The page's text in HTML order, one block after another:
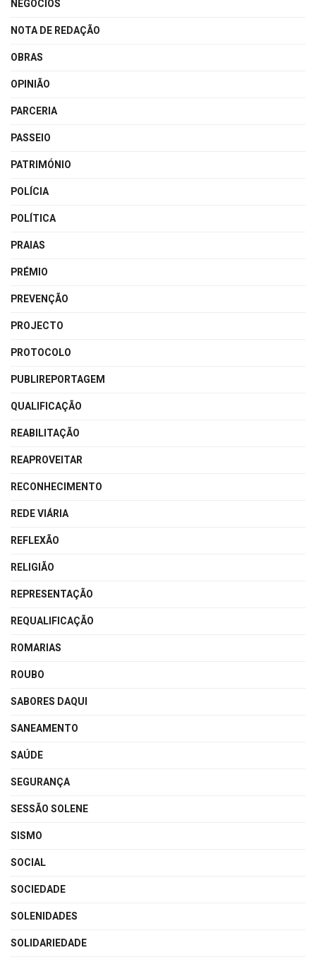
NEGÓCIOS
NOTA DE REDAÇÃO
OBRAS
OPINIÃO
PARCERIA
PASSEIO
PATRIMÓNIO
POLÍCIA
POLÍTICA
PRAIAS
PRÉMIO
PREVENÇÃO
PROJECTO
PROTOCOLO
PUBLIREPORTAGEM
QUALIFICAÇÃO
REABILITAÇÃO
REAPROVEITAR
RECONHECIMENTO
REDE VIÁRIA
REFLEXÃO
RELIGIÃO
REPRESENTAÇÃO
REQUALIFICAÇÃO
ROMARIAS
ROUBO
SABORES DAQUI
SANEAMENTO
SAÚDE
SEGURANÇA
SESSÃO SOLENE
SISMO
SOCIAL
SOCIEDADE
SOLENIDADES
SOLIDARIEDADE